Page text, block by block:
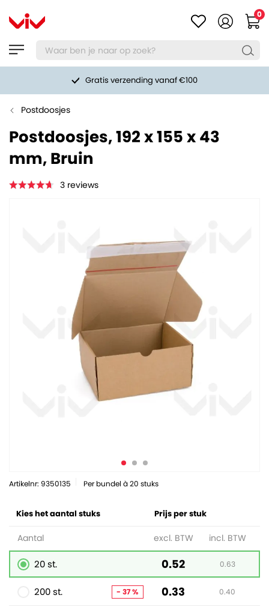
0
Gratis verzending vanaf €100
Postdoosjes
Postdoosjes, 192 x 155 x 43
mm, Bruin
3 reviews
Artikelnr: 9350135 Per bundel à 20 stuks
Kies het aantal stuks Prijs per stuk
Aantal excl. BTW incl. BTW
20 st. 0.52 0.63
200 st. - 37 % 0.33 0.40